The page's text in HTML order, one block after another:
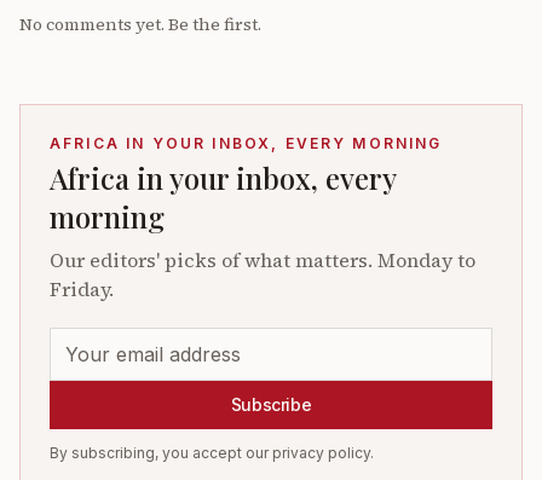
No comments yet. Be the first.
AFRICA IN YOUR INBOX, EVERY MORNING
Africa in your inbox, every
morning
Our editors' picks of what matters. Monday to
Friday.
Subscribe
By subscribing, you accept our privacy policy.